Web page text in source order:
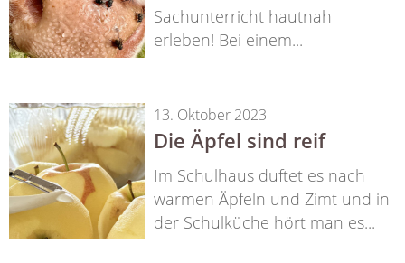
Sachunterricht hautnah
erleben! Bei einem...
13. Oktober 2023
Die Äpfel sind reif
Im Schulhaus duftet es nach
warmen Äpfeln und Zimt und in
der Schulküche hört man es...